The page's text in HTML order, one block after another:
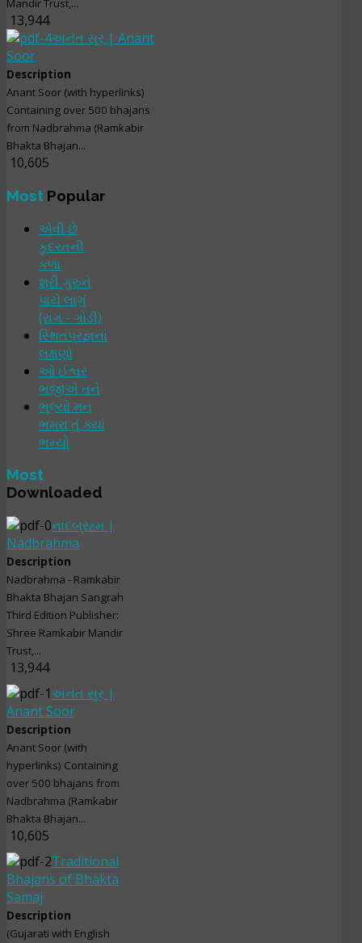
Mandir Trust,...
13,944
અનંત સૂર | Anant
Soor
Description
Anant Soor (with hyperlinks)
Containing over 500 bhajans
from Nadbrahma (Ramkabir
Bhakta Bhajan...
10,605
Most Popular
એવી છે
કુદરતની
કળા
શ્રી ગુરુને
પાયે લાગું
(રાગ - ગોડી)
સ્થિતપ્રજ્ઞનાં
લક્ષણો
ઓ ઈશ્વર
ભજીએ તને
ભૂલ્યો મન
ભમરા તું ક્યાં
ભમ્યો
Most
Downloaded
નાદબ્રહ્મ |
Nadbrahma
Description
Nadbrahma - Ramkabir
Bhakta Bhajan Sangrah
Third Edition Publisher:
Shree Ramkabir Mandir
Trust,...
13,944
અનંત સૂર |
Anant Soor
Description
Anant Soor (with
hyperlinks) Containing
over 500 bhajans from
Nadbrahma (Ramkabir
Bhakta Bhajan...
10,605
Traditional
Bhajans of Bhakta
Samaj
Description
(Gujarati with English